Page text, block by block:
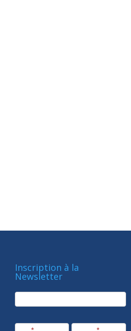
Inscription à la
Newsletter
newsletter